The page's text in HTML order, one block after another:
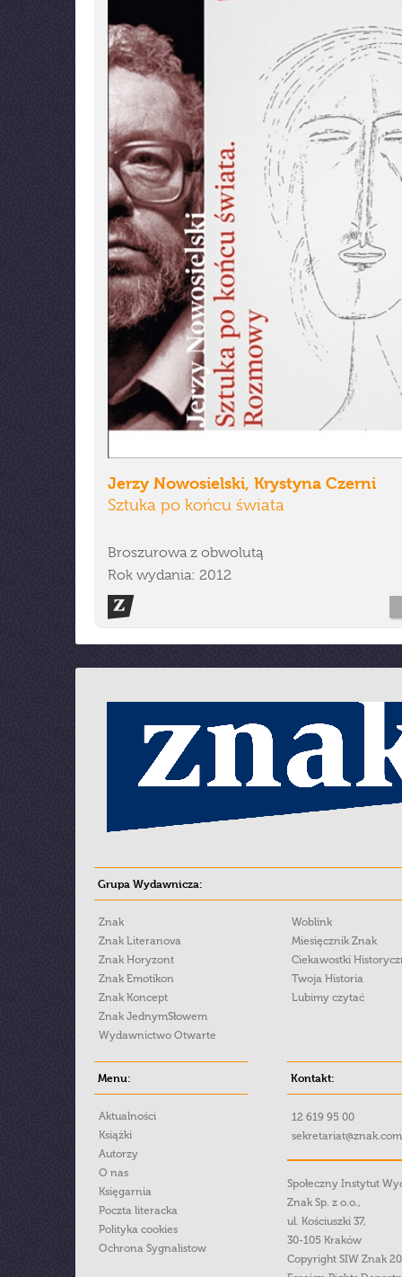
Jerzy Nowosielski, Krystyna Czerni
Sztuka po końcu świata
Broszurowa z obwolutą
Rok wydania: 2012
Grupa Wydawnicza:
Znak
Znak Literanova
Znak Horyzont
Znak Emotikon
Znak Koncept
Znak JednymSłowem
Wydawnictwo Otwarte
Woblink
Miesięcznik Znak
Ciekawostki
Twoja Historia
Lubimy czytać
Menu:
Aktualności
Książki
Autorzy
O nas
Księgarnia
Poczta literacka
Polityka cookies
Ochrona Sygnalistow
Kontakt:
12 619 95 00
Społeczny Instytut
Znak Sp. z o.o.,
ul. Kościuszki 37,
30-105 Kraków
Copyright SIW Znak